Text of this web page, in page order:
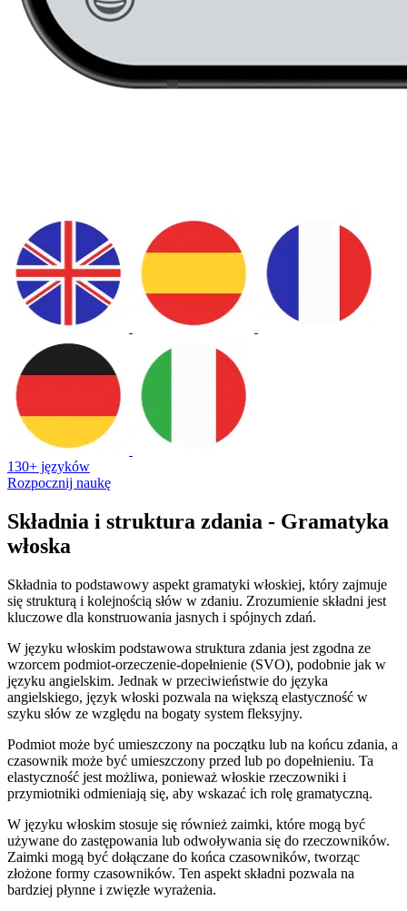
130+ języków
Rozpocznij naukę
Składnia i struktura zdania - Gramatyka
włoska
Składnia to podstawowy aspekt gramatyki włoskiej, który zajmuje
się strukturą i kolejnością słów w zdaniu. Zrozumienie składni jest
kluczowe dla konstruowania jasnych i spójnych zdań.
W języku włoskim podstawowa struktura zdania jest zgodna ze
wzorcem podmiot-orzeczenie-dopełnienie (SVO), podobnie jak w
języku angielskim. Jednak w przeciwieństwie do języka
angielskiego, język włoski pozwala na większą elastyczność w
szyku słów ze względu na bogaty system fleksyjny.
Podmiot może być umieszczony na początku lub na końcu zdania, a
czasownik może być umieszczony przed lub po dopełnieniu. Ta
elastyczność jest możliwa, ponieważ włoskie rzeczowniki i
przymiotniki odmieniają się, aby wskazać ich rolę gramatyczną.
W języku włoskim stosuje się również zaimki, które mogą być
używane do zastępowania lub odwoływania się do rzeczowników.
Zaimki mogą być dołączane do końca czasowników, tworząc
złożone formy czasowników. Ten aspekt składni pozwala na
bardziej płynne i zwięzłe wyrażenia.